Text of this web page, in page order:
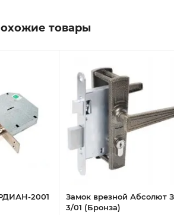
товары
2001
Замок врезной Абсолют
3/01 (Бронза)